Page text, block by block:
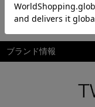
“日常で選び抜いたもの”
の相棒五明祐子さんの「
に連れていきたい愛着ワ
ローブvol.10五明祐子さ
「旅」に連れていきたい
ワードローブvol.10ヒット
を左右する、実力派アウ
をピックアップ。昨年も
ブランド情報